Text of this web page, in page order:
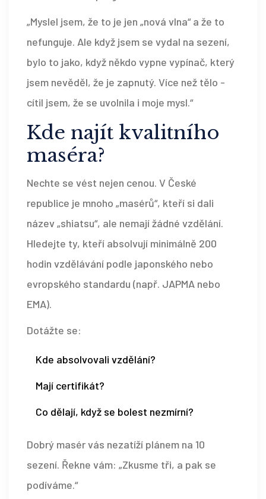
„Myslel jsem, že to je jen „nová vlna“ a že to
nefunguje. Ale když jsem se vydal na sezení,
bylo to jako, když někdo vypne vypínač, který
jsem nevěděl, že je zapnutý. Více než tělo -
cítil jsem, že se uvolnila i moje mysl.“
Kde najít kvalitního
maséra?
Nechte se vést nejen cenou. V České
republice je mnoho „masérů“, kteří si dali
název „shiatsu“, ale nemají žádné vzdělání.
Hledejte ty, kteří absolvují minimálně 200
hodin vzdělávání podle japonského nebo
evropského standardu (např. JAPMA nebo
EMA).
Dotážte se:
Kde absolvovali vzdělání?
Mají certifikát?
Co dělají, když se bolest nezmírní?
Dobrý masér vás nezatíží plánem na 10
sezení. Řekne vám: „Zkusme tři, a pak se
podíváme.“